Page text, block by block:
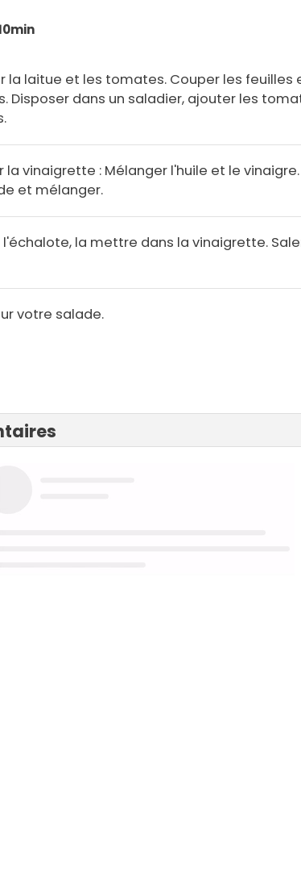
la laitue et les tomates. Couper les feuilles
Disposer dans un saladier, ajouter les
la vinaigrette : Mélanger l'huile et le
et mélanger.
l'échalote, la mettre dans la vinaigrette.
votre salade.